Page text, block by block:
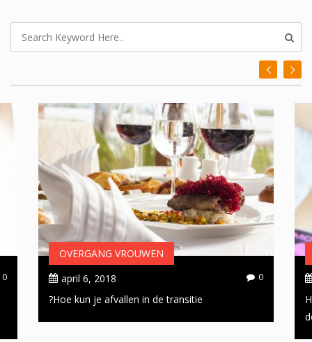
OVERGANG VROUWEN
april 6, 2018
0
Hoe kun je afvallen in de transitie?
0